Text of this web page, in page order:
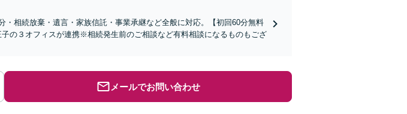
・相続放棄・遺言・家族信託・事業承継など全般に対応。【初回60分無料
の３オフィスが連携※相続発生前のご相談など有料相談になるものもござ
メールでお問い合わせ